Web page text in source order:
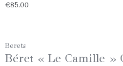
€85.00
Berets
Béret « Le Camille »